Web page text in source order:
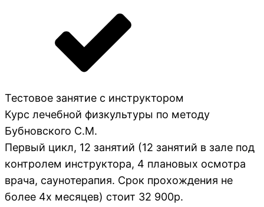
Тестовое занятие с инструктором
Курс лечебной физкультуры по методу
Бубновского С.М.
Первый цикл, 12 занятий (12 занятий в зале под
контролем инструктора, 4 плановых осмотра
врача, саунотерапия. Срок прохождения не
более 4х месяцев) стоит 32 900р.